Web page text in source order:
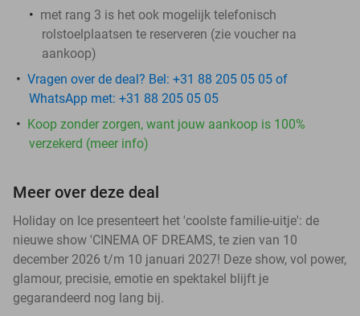
met rang 3 is het ook mogelijk telefonisch
rolstoelplaatsen te reserveren (zie voucher na
aankoop)
Vragen over de deal? Bel: +31 88 205 05 05 of
WhatsApp met: +31 88 205 05 05
Koop zonder zorgen, want jouw aankoop is 100%
verzekerd (meer info)
Meer over deze deal
Holiday on Ice presenteert het 'coolste familie-uitje': de
nieuwe show 'CINEMA OF DREAMS, te zien van 10
december 2026 t/m 10 januari 2027! Deze show, vol power,
glamour, precisie, emotie en spektakel blijft je
gegarandeerd nog lang bij.